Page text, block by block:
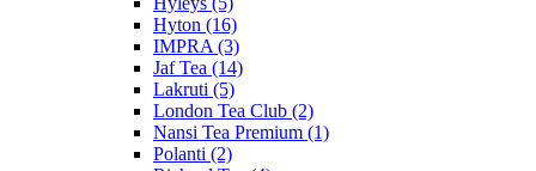
Hyton (16)
IMPRA (3)
Jaf Tea (14)
Lakruti (5)
London Tea Club (2)
Nansi Tea Premium (1)
Polanti (2)